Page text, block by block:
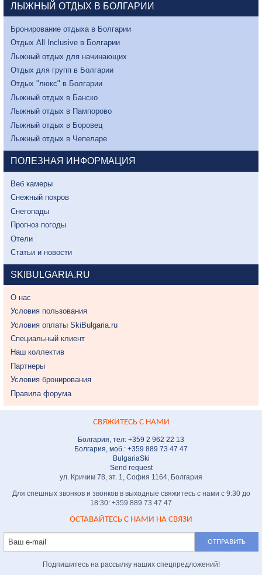
ЛЫЖНЫЙ ОТДЫХ В БОЛГАРИИ
Бронирование отдыха в Болгарии
Отдых All Inclusive в Болгарии
Лыжный отдых для начинающих
Отдых для групп в Болгарии
Отдых "люкс" в Болгарии
Лыжный отдых в Банско
Лыжный отдых в Пампорово
Лыжный отдых в Боровец
Лыжный отдых в Чепеларе
ПОЛЕЗНАЯ ИНФОРМАЦИЯ
Веб камеры
Снежный покров
Снегопады
Прогноз погоды
Отели
Статьи и новости
SKIBULGARIA.RU
О нас
Условия пользования
Условия оплаты SkiBulgaria.ru
Специальный клиент
Наш коллектив
Партнеры
Условия бронирования
Правила форума
СВЯЖИТЕСЬ С НАМИ
Болгария, тел: +359 2 962 22 13
Болгария, моб.: +359 889 73 47 47
BulgariaSki
Send request
ул. Кричим 78, эт. 1, София 1164, Болгария
Для спешных звонков и звонков в выходные свяжитесь с нами с 9:30 до
18:30: +359 889 73 47 47
ОСТАВАЙТЕСЬ С НАМИ НА СВЯЗИ
Подпишитесь на рассылку наших спецпредложений!